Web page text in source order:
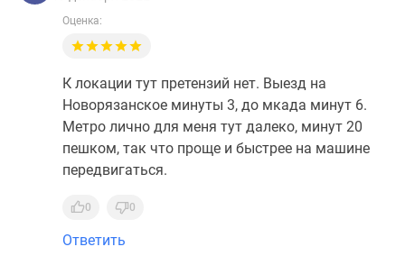
Оценка:
К локации тут претензий нет. Выезд на
Новорязанское минуты 3, до мкада минут 6.
Метро лично для меня тут далеко, минут 20
пешком, так что проще и быстрее на машине
передвигаться.
0 0
Ответить